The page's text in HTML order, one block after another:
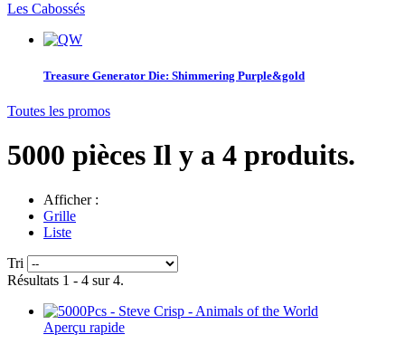
Les Cabossés
Treasure Generator Die: Shimmering Purple&gold
Toutes les promos
5000 pièces Il y a 4 produits.
Afficher :
Grille
Liste
Tri
Résultats 1 - 4 sur 4.
Aperçu rapide